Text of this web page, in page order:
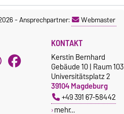
-Ansprechpartner: Webmaster
KONTAKT
Kerstin Bernhard
Gebäude 10 | Raum 103
Universitätsplatz 2
39104 Magdeburg
+49 391 67-58442
mehr…